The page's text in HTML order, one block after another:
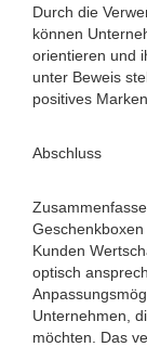
Durch die
können
orientieren und
unter Beweis
positives
Abschluss
Kunden
optisch
Unternehmen,
möchten. Das